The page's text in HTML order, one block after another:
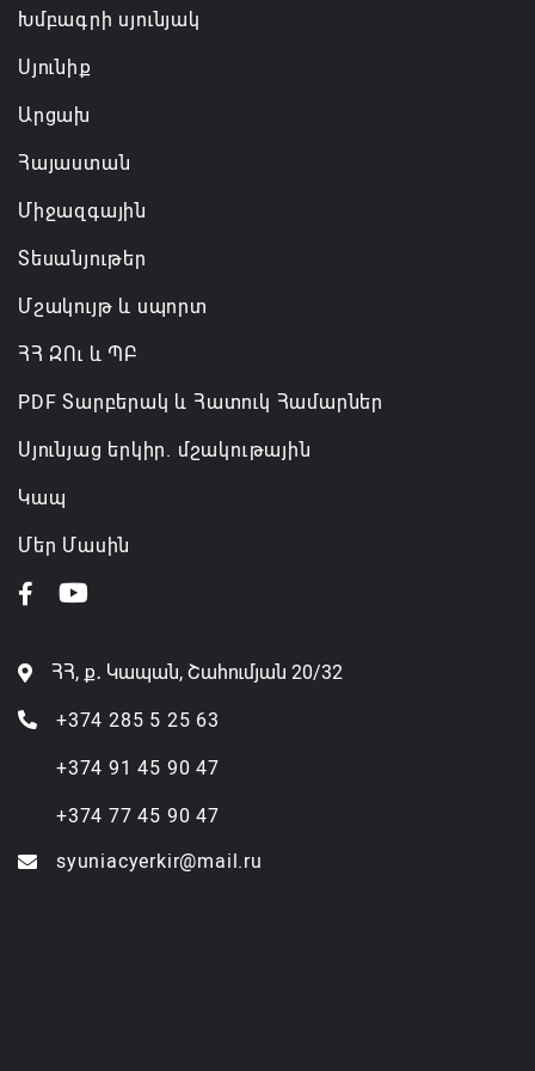
Խմբագրի սյունյակ
Սյունիք
Արցախ
Հայաստան
Միջազգային
Տեսանյութեր
Մշակույթ և սպորտ
ՀՀ ԶՈւ և ՊԲ
PDF Տարբերակ և Հատուկ Համարներ
Սյունյաց երկիր. մշակութային
Կապ
Մեր Մասին
ՀՀ, ք․ Կապան, Շահումյան 20/32
+374 285 5 25 63
+374 91 45 90 47
+374 77 45 90 47
syuniacyerkir@mail.ru